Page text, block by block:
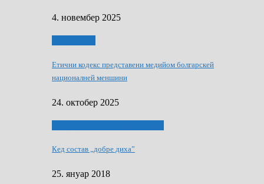
4. новембер 2025
Етични кодекс представени медийом болгарскей
националней меншини
24. октобер 2025
Кед состав „добре диха”
25. януар 2018